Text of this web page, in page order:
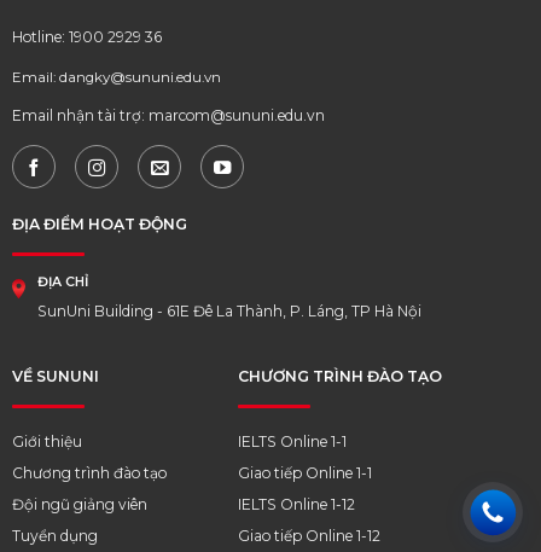
Hotline: 1900 2929 36
Email: dangky@sununi.edu.vn
Email nhận tài trợ: marcom@sununi.edu.vn
VỀ SUNUNI
Giới thiệu
Chương trình đào tạo
Đội ngũ giảng viên
Tuyển dụng
ĐỊA ĐIỂM HOẠT ĐỘNG
ĐỊA CHỈ
SunUni Building - 61E Đê La Thành, P. Láng, TP Hà Nội
CHƯƠNG TRÌNH ĐÀO TẠO
IELTS Online 1-1
Giao tiếp Online 1-1
IELTS Online 1-12
Giao tiếp Online 1-12